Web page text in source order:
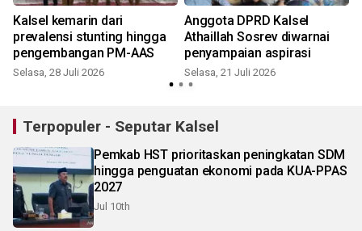
Kalsel kemarin dari
prevalensi stunting hingga
pengembangan PM-AAS
Selasa, 28 Juli 2026
Anggota DPRD Kalsel
Athaillah Sosrev diwarnai
penyampaian aspirasi
Selasa, 21 Juli 2026
Terpopuler - Seputar Kalsel
Pemkab HST prioritaskan peningkatan SDM
hingga penguatan ekonomi pada KUA-PPAS
2027
Jul 10th